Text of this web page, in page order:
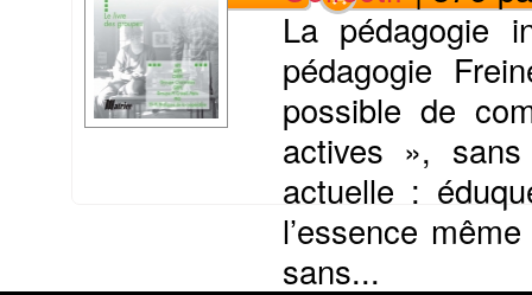
La pédagogie
pédagogie
possible de
actives »,
actuelle :
l’essence
sans...